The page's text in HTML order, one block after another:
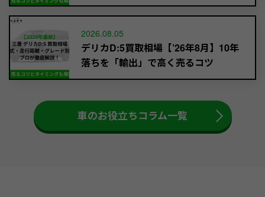
2026.08.05
デリカD:5買取相場【’26年8月】10年
落ちを「輸出」で高く売るコツ
車のお役立ちコラム一覧